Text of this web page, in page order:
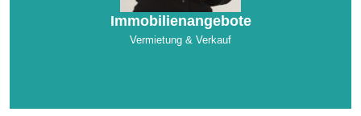
Immobilienangebote
Vermietung & Verkauf